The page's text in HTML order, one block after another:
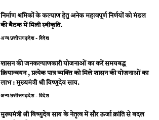
निर्माण श्रमिकों के कल्याण हेतु अनेक महत्वपूर्ण निर्णयों को मंडल
की बैठक में मिली स्वीकृति.
अन्यछत्तीसगढ़देश - विदेश
शासन की जनकल्याणकारी योजनाओं का करें समयबद्ध
क्रियान्वयन , प्रत्येक पात्र व्यक्ति को मिले शासन की योजनाओं का
लाभ : मुख्यमंत्री श्री विष्णुदेव साय.
अन्यछत्तीसगढ़देश - विदेश
मुख्यमंत्री श्री विष्णुदेव साय के नेतृत्व में सौर ऊर्जा क्रांति से बदल